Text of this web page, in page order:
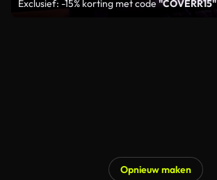
Exclusief: -15% korting met code"COVERR15"
Opnieuw maken